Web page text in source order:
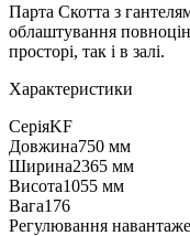
Парта Скотта з
облаштування
просторі, так і в залі.
Характеристики
СеріяKF
Довжина750 мм
Ширина2365 мм
Висота1055 мм
Вага176
Регулювання